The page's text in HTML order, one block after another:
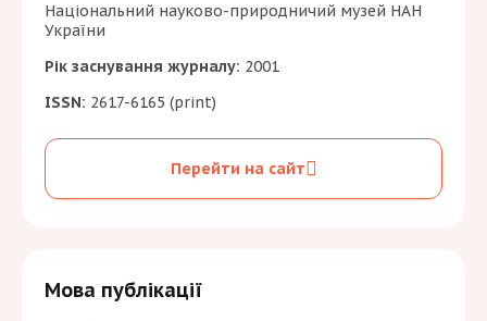
Національний науково-природничий музей НАН
України
Рік заснування журналу: 2001
ISSN: 2617-6165 (print)
Перейти на сайт
Мова публікації